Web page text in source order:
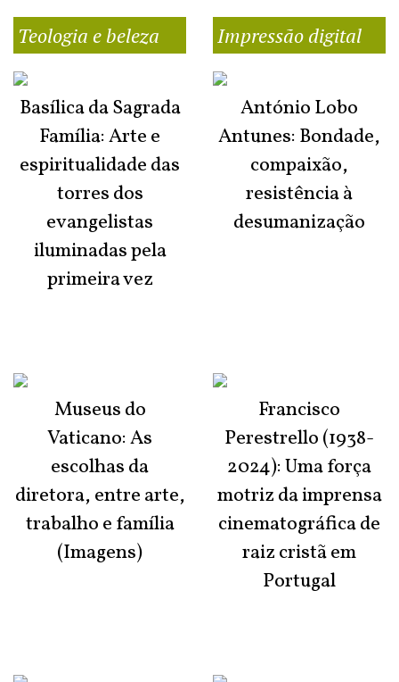
Teologia e beleza
Basílica da Sagrada
Família: Arte e
espiritualidade das
torres dos
evangelistas
iluminadas pela
primeira vez
Museus do
Vaticano: As
escolhas da
diretora, entre arte,
trabalho e família
(Imagens)
Impressão digital
António Lobo
Antunes: Bondade,
compaixão,
resistência à
desumanização
Francisco
Perestrello (1938-
2024): Uma força
motriz da imprensa
cinematográfica de
raiz cristã em
Portugal